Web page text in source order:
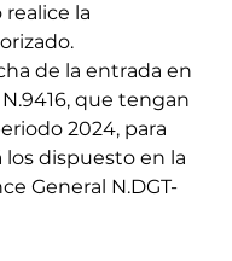
la
que tengan
2024, para
los dispuesto en la
General N.DGT-